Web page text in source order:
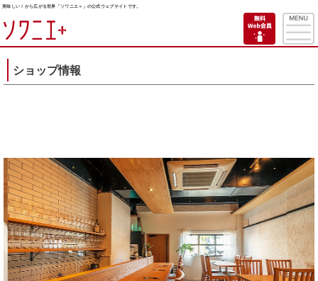
美味しい！から広がる世界「ソワニエ＋」の公式ウェブサイトです。
ショップ情報